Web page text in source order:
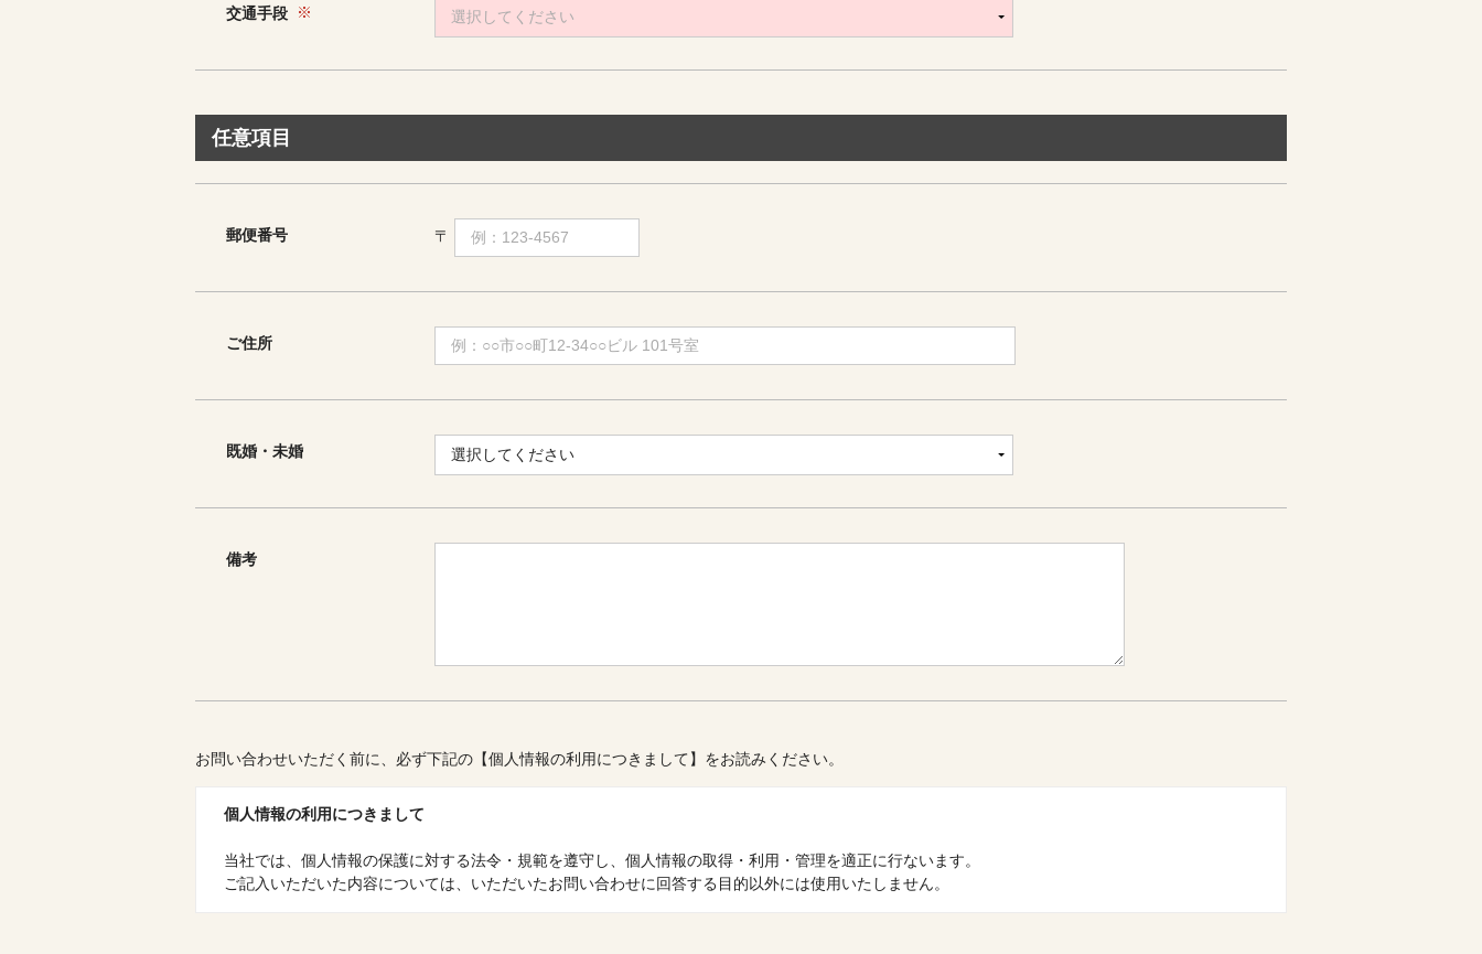
交通手段 選択してください
任意項目
郵便番号 〒
ご住所
既婚・未婚 選択してください
備考
お問い合わせいただく前に、必ず下記の【個人情報の利用につきまして】をお読みください。
個人情報の利用につきまして
当社では、個人情報の保護に対する法令・規範を遵守し、個人情報の取得・利用・管理を適正に行ないます。
ご記入いただいた内容については、いただいたお問い合わせに回答する目的以外には使用いたしません。